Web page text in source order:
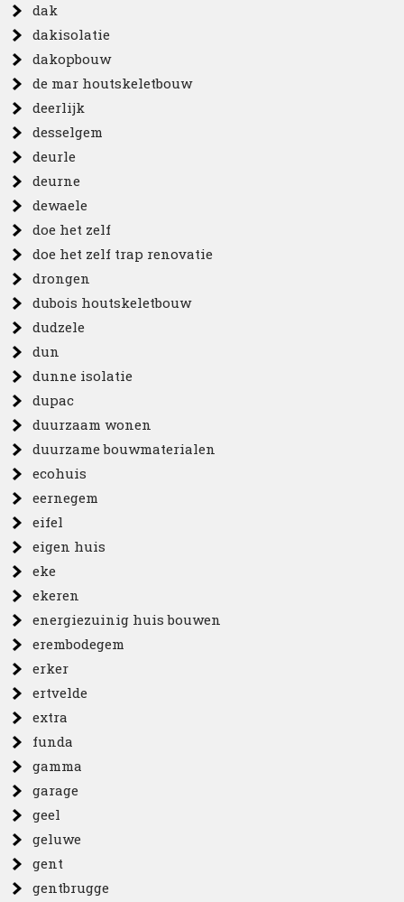
dak
dakisolatie
dakopbouw
de mar houtskeletbouw
deerlijk
desselgem
deurle
deurne
dewaele
doe het zelf
doe het zelf trap renovatie
drongen
dubois houtskeletbouw
dudzele
dun
dunne isolatie
dupac
duurzaam wonen
duurzame bouwmaterialen
ecohuis
eernegem
eifel
eigen huis
eke
ekeren
energiezuinig huis bouwen
erembodegem
erker
ertvelde
extra
funda
gamma
garage
geel
geluwe
gent
gentbrugge